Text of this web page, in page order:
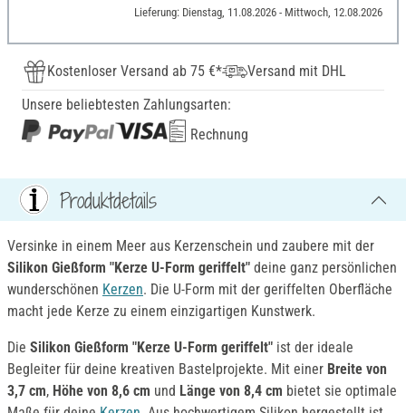
Lieferung: Dienstag, 11.08.2026 - Mittwoch, 12.08.2026
Kostenloser Versand ab 75 €*
Versand mit DHL
Unsere beliebtesten Zahlungsarten:
Rechnung
Produktdetails
Versinke in einem Meer aus Kerzenschein und zaubere mit der
Silikon Gießform "Kerze U-Form geriffelt" deine ganz persönlichen
wunderschönen Kerzen. Die U-Form mit der geriffelten Oberfläche
macht jede Kerze zu einem einzigartigen Kunstwerk.
Die Silikon Gießform "Kerze U-Form geriffelt" ist der ideale
Begleiter für deine kreativen Bastelprojekte. Mit einer Breite von
3,7 cm, Höhe von 8,6 cm und Länge von 8,4 cm bietet sie optimale